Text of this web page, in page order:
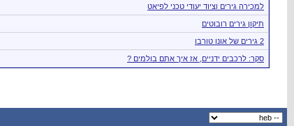
למכירה גירים וציוד יעודי טכני לפיאט
תיקון גירים רובוטים
2 גירים של אונו טורבו
סקר: לרכבים ידניים, אז איך אתם בולמים ?